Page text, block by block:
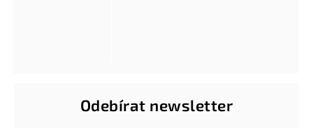
Odebírat newsletter